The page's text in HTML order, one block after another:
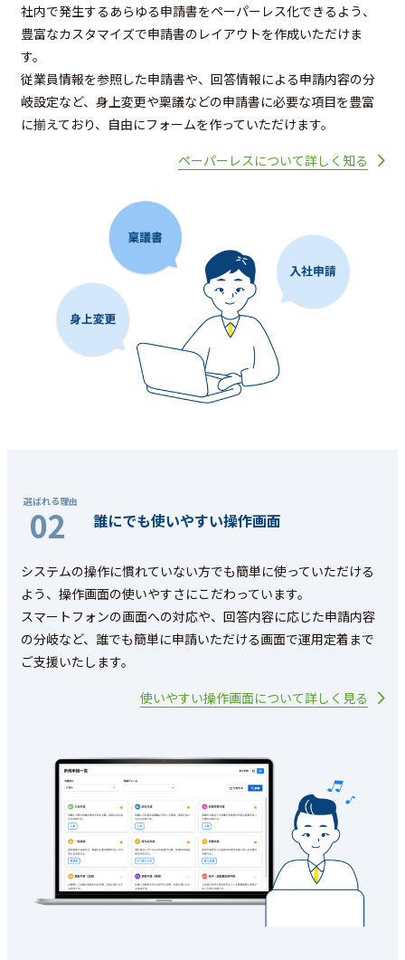
社内で発生するあらゆる申請書をペーパーレス化できるよう、
豊富なカスタマイズで申請書のレイアウトを作成いただけま
す。
従業員情報を参照した申請書や、回答情報による申請内容の分
岐設定など、身上変更や稟議などの申請書に必要な項目を豊富
に揃えており、自由にフォームを作っていただけます。
ペーパーレスについて詳しく知る
02 誰にでも使いやすい操作画面
システムの操作に慣れていない方でも簡単に使っていただける
よう、操作画面の使いやすさにこだわっています。
スマートフォンの画面への対応や、回答内容に応じた申請内容
の分岐など、誰でも簡単に申請いただける画面で運用定着まで
ご支援いたします。
使いやすい操作画面について詳しく見る